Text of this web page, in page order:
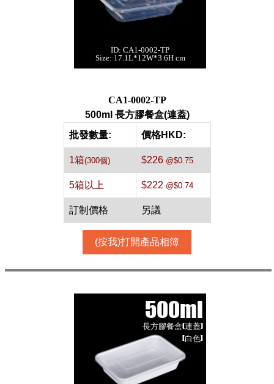
ID: CA1-0002-TP
Size: 17.1L*12W*3.6H cm
500ml 長方膠餐盒
(連蓋)[透明,300個]
CA1-0002-TP
500ml 長方膠餐盒(連蓋)
批發數量:
價格HKD:
1箱(300個) $226@$0.75
5箱以上 $222@$0.74
訂制價格 另議
(按我)打開產品相簿
500ml
長方膠餐盒(連蓋)
[白色]